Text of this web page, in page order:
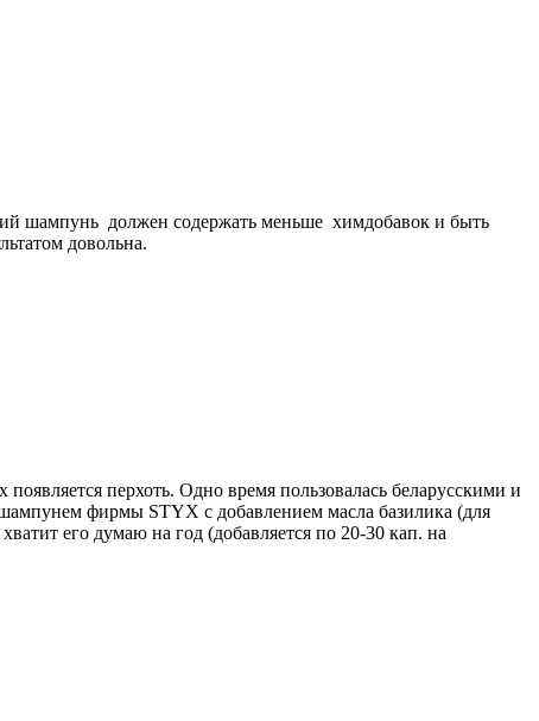
шампунь должен содержать меньше химдобавок и быть
довольна.
перхоть. Одно время пользовалась беларусскими и
фирмы STYX с добавлением масла базилика (для
его думаю на год (добавляется по 20-30 кап. на